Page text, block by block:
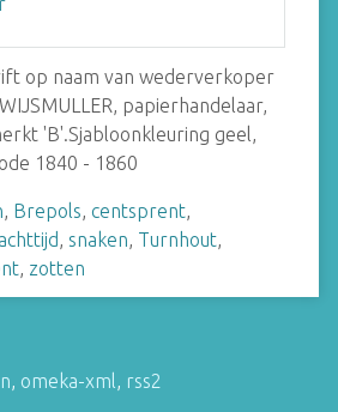
op naam van wederverkoper
papierhandelaar,
'B'.Sjabloonkleuring geel,
1840 - 1860
, Brepols, centsprent,
, snaken, Turnhout,
, zotten
, omeka-xml, rss2